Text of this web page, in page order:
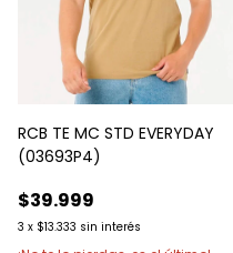
RCB TE MC STD EVERYDAY
(03693P4)
$39.999
3 x $13.333 sin interés